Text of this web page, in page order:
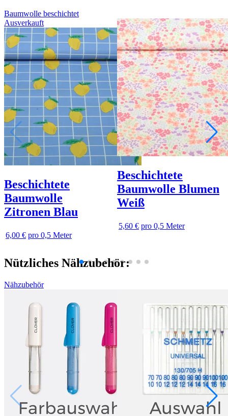
Baumwolle beschichtet
Ausverkauft
Beschichtete
Baumwolle
Zitronen Blau
6,00 € pro 0,5 Meter
Beschichtete
Baumwolle Blumen
Weiß
5,60 € pro 0,5 Meter
Nützliches Nähzubehör:
Nähzubehör